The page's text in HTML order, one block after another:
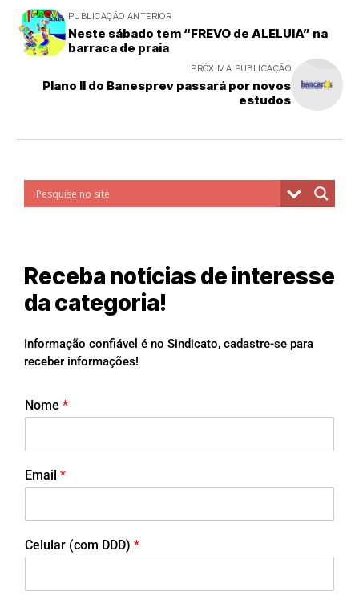
PUBLICAÇÃO ANTERIOR
Neste sábado tem “FREVO de ALELUIA” na
barraca de praia
PRÓXIMA PUBLICAÇÃO
Plano II do Banesprev passará por novos
estudos
Receba notícias de interesse
da categoria!
Informação confiável é no Sindicato, cadastre-se para
receber informações!
Nome *
Email *
Celular (com DDD) *